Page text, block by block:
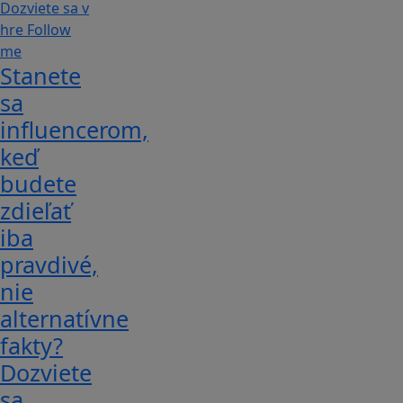
Stanete
sa
influencerom,
keď
budete
zdieľať
iba
pravdivé,
nie
alternatívne
fakty?
Dozviete